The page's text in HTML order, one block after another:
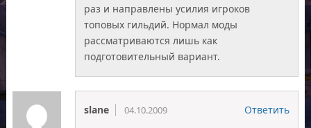
раз и направлены усилия игроков
топовых гильдий. Нормал моды
рассматриваются лишь как
подготовительный вариант.
slane 04.10.2009 Ответить